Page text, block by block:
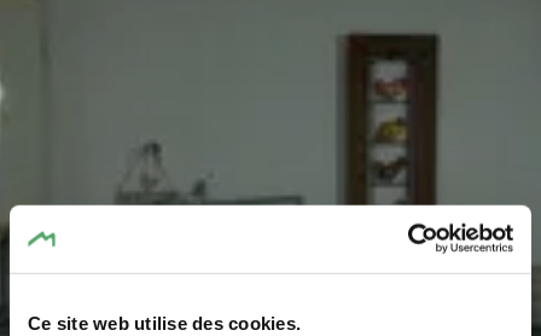
Ce site web utilise des cookies.